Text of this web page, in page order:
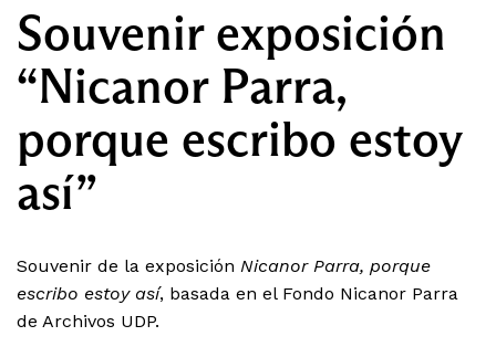
Souvenir exposición
“Nicanor Parra,
porque escribo estoy
así”
Souvenir de la exposición Nicanor Parra, porque
escribo estoy así, basada en el Fondo Nicanor Parra
de Archivos UDP.